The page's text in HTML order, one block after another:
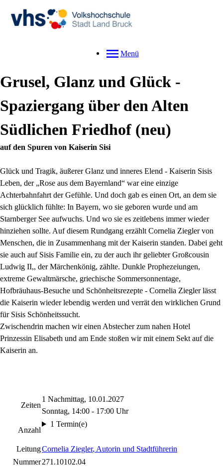
Menü
Grusel, Glanz und Glück -
Spaziergang über den Alten
Südlichen Friedhof neu
auf den Spuren von Kaiserin Sisi
Glück und Tragik, äußerer Glanz und inneres Elend - Kaiserin Sisis
Leben, der „Rose aus dem Bayernland“ war eine einzige
Achterbahnfahrt der Gefühle. Und doch gab es einen Ort, an dem sie
sich glücklich fühlte: In Bayern, wo sie geboren wurde und am
Starnberger See aufwuchs. Und wo sie es zeitlebens immer wieder
hinziehen sollte. Auf diesem Rundgang erzählt Cornelia Ziegler von
Menschen, die in Zusammenhang mit der Kaiserin standen. Dabei geht
sie auch auf Sisis Familie ein, zu der auch ihr geliebter Großcousin
Ludwig II,, der Märchenkönig, zählte. Dunkle Prophezeiungen,
extreme Gewaltmärsche, griechische Sommersonnentage,
Hofbräuhaus-Besuche und Schönheitsrezepte - Cornelia Ziegler lässt
die Kaiserin wieder lebendig werden und verrät den wirklichen Grund
für Sisis Schönheitssucht.
Zwischendrin machen wir einen Abstecher zum nahen Hotel
Prinzessin Elisabeth und am Ende stoßen wir mit einem Sekt auf die
Kaiserin an.
Zeiten
1 Nachmittag, 10.01.2027
Sonntag, 14:00 - 17:00 Uhr
Anzahl
1 Termin(e)
LeitungCornelia Ziegler, Autorin und Stadtführerin
Nummer271.10102.04